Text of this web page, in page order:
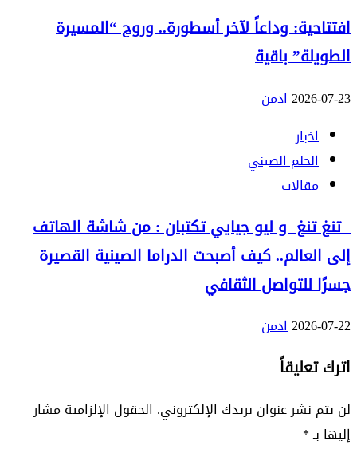
افتتاحية: وداعاً لآخر أسطورة.. وروح “المسيرة
الطويلة” باقية
2026-07-23ادمن
اخبار
الحلم الصيني
مقالات
تنغ تنغ و ليو جيايي تكتبان : من شاشة الهاتف
إلى العالم.. كيف أصبحت الدراما الصينية القصيرة
جسرًا للتواصل الثقافي
2026-07-22ادمن
اترك تعليقاً
لن يتم نشر عنوان بريدك الإلكتروني. الحقول الإلزامية مشار
إليها بـ*